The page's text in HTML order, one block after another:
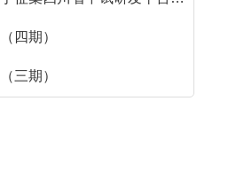
四期）
三期）